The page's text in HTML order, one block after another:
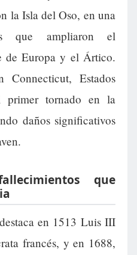
la Isla del Oso, en una
que ampliaron el
de Europa y el Ártico.
Estados
primer tornado en la
daños significativos
que
en 1513 Luis III
francés, y en 1688,